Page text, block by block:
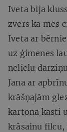
Iveta bija
zvērs kā mēs
Iveta ar
uz ģimenes
nelielu
Jana ar
krāšņajām
kartona kasti
krāsainu filcu,